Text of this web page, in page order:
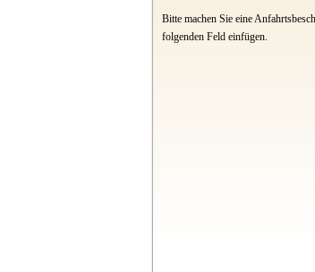
Bitte machen Sie eine
folgenden Feld einfügen.